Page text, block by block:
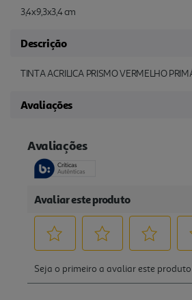
3,4x9,3x3,4 cm
Descrição
TINTA ACRILICA PRISMO VERMELHO
Avaliações